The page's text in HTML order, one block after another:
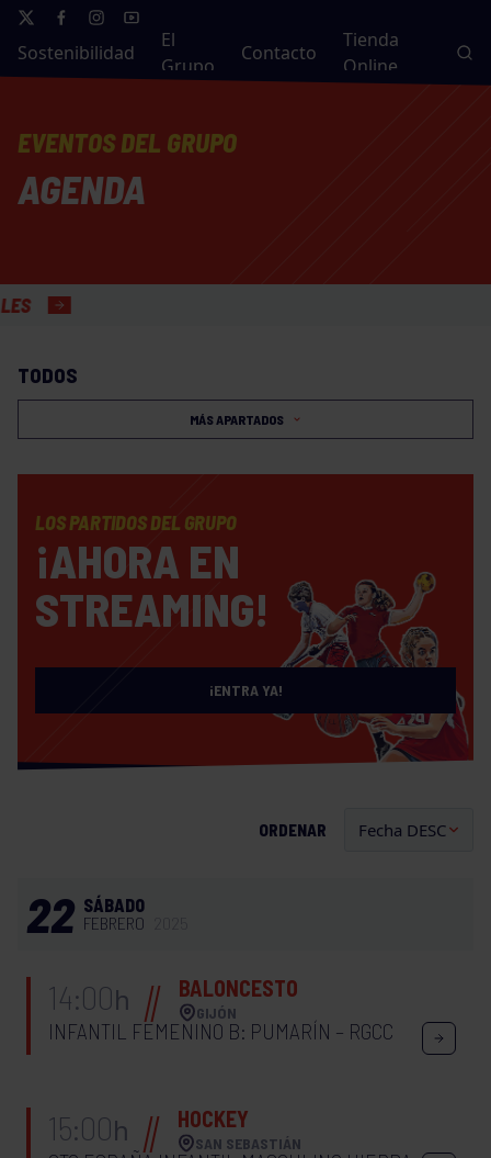
Sostenibilidad
El
Grupo
Contacto
Tienda
Online
EVENTOS DEL GRUPO
AGENDA
TODOS
MÁS APARTADOS
LOS PARTIDOS DEL GRUPO
¡AHORA EN
STREAMING!
¡ENTRA YA!
ORDENAR
22 SÁBADO
FEBRERO
14:00h BALONCESTO
GIJÓN
INFANTIL FEMENINO B: PUMARÍN – RGCC
15:00h HOCKEY
SAN SEBASTIÁN